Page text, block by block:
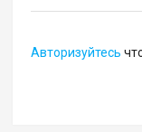
Авторизуйтесь